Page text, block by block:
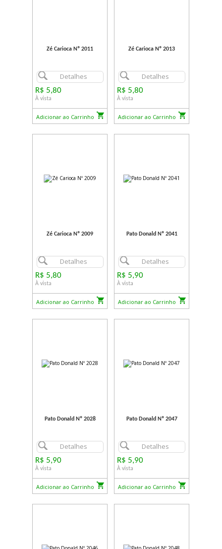
Zé Carioca Nº 2011
Detalhes
R$ 5,80
À vista
Adicionar ao Carrinho
Zé Carioca Nº 2013
Detalhes
R$ 5,80
À vista
Adicionar ao Carrinho
Zé Carioca Nº 2009
Detalhes
R$ 5,80
À vista
Adicionar ao Carrinho
Pato Donald Nº 2041
Detalhes
R$ 5,90
À vista
Adicionar ao Carrinho
Pato Donald Nº 2028
Detalhes
R$ 5,90
À vista
Adicionar ao Carrinho
Pato Donald Nº 2047
Detalhes
R$ 5,90
À vista
Adicionar ao Carrinho